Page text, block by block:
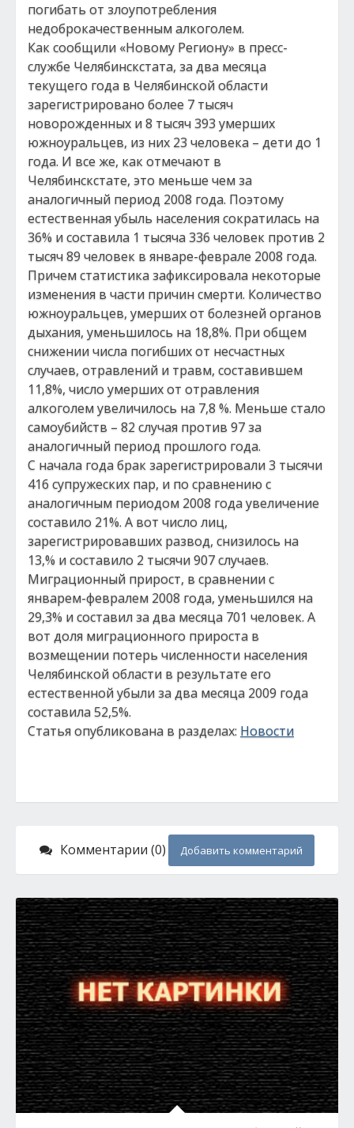
погибать от злоупотребления
недоброкачественным алкоголем.
Как сообщили «Новому Региону» в пресс-
службе Челябинскстата, за два месяца
текущего года в Челябинской области
зарегистрировано более 7 тысяч
новорожденных и 8 тысяч 393 умерших
южноуральцев, из них 23 человека – дети до 1
года. И все же, как отмечают в
Челябинскстате, это меньше чем за
аналогичный период 2008 года. Поэтому
естественная убыль населения сократилась на
36% и составила 1 тысяча 336 человек против 2
тысяч 89 человек в январе-феврале 2008 года.
Причем статистика зафиксировала некоторые
изменения в части причин смерти. Количество
южноуральцев, умерших от болезней органов
дыхания, уменьшилось на 18,8%. При общем
снижении числа погибших от несчастных
случаев, отравлений и травм, составившем
11,8%, число умерших от отравления
алкоголем увеличилось на 7,8 %. Меньше стало
самоубийств – 82 случая против 97 за
аналогичный период прошлого года.
С начала года брак зарегистрировали 3 тысячи
416 супружеских пар, и по сравнению с
аналогичным периодом 2008 года увеличение
составило 21%. А вот число лиц,
зарегистрировавших развод, снизилось на
13,% и составило 2 тысячи 907 случаев.
Миграционный прирост, в сравнении с
январем-февралем 2008 года, уменьшился на
29,3% и составил за два месяца 701 человек. А
вот доля миграционного прироста в
возмещении потерь численности населения
Челябинской области в результате его
естественной убыли за два месяца 2009 года
составила 52,5%.
Статья опубликована в разделах: Новости
Комментарии (0) Добавить комментарий